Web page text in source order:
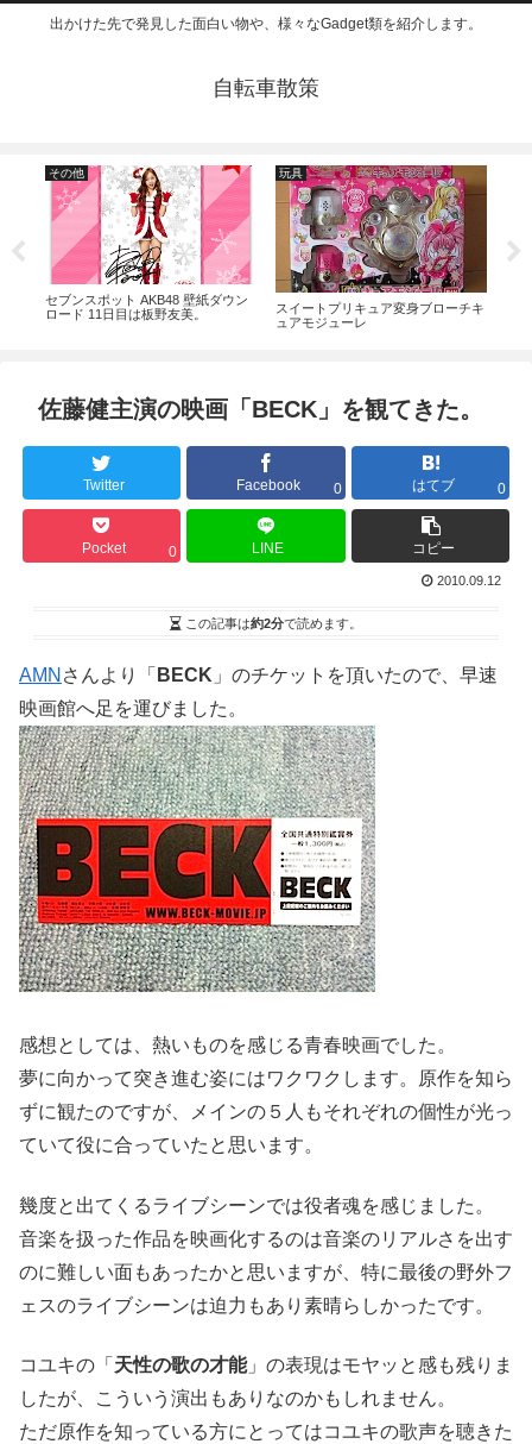
出かけた先で発見した面白い物や、様々なGadget類を紹介します。
自転車散策
その他
セブンスポット AKB48 壁紙ダウン
ロード 11日目は板野友美。
玩具
スイートプリキュア変身ブローチキ
ュアモジューレ
佐藤健主演の映画「BECK」を観てきた。
Twitter Facebook 0 はてブ 0
Pocket 0 LINE コピー
2010.09.12
この記事は約2分で読めます。
AMN さんより「 BECK 」のチケットを頂いたので、早速
映画館へ足を運びました。
感想としては、熱いものを感じる青春映画でした。
夢に向かって突き進む姿にはワクワクします。原作を知ら
ずに観たのですが、メインの５人もそれぞれの個性が光っ
ていて役に合っていたと思います。
幾度と出てくるライブシーンでは役者魂を感じました。
音楽を扱った作品を映画化するのは音楽のリアルさを出す
のに難しい面もあったかと思いますが、特に最後の野外フ
ェスのライブシーンは迫力もあり素晴らしかったです。
コユキの「 天性の歌の才能」の表現はモヤッと感も残りま
したが、こういう演出もありなのかもしれません。
ただ原作を知っている方にとってはコユキの歌声を聴きた